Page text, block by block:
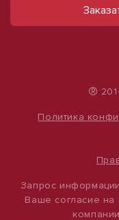
®
Политика
Запрос
Ваше согласие